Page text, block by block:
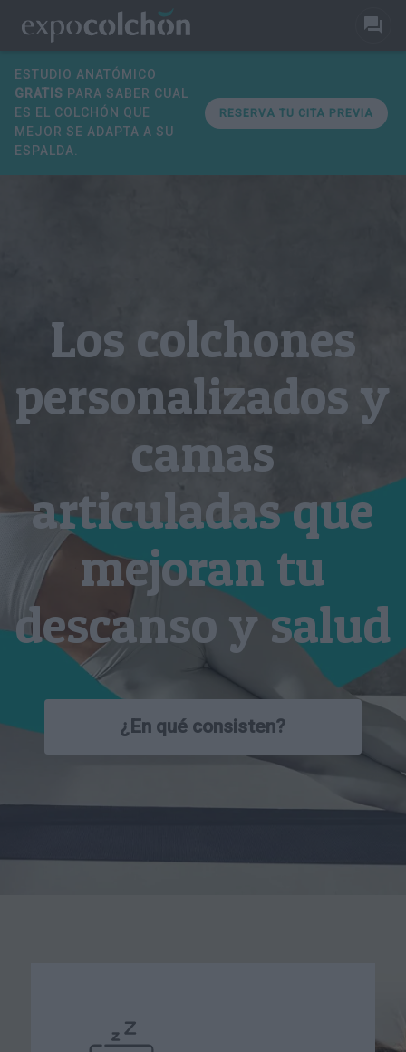
ESTUDIO ANATÓMICO
GRATIS PARA SABER CUAL
ES EL COLCHÓN QUE
MEJOR SE ADAPTA A SU
ESPALDA.
RESERVA TU CITA PREVIA
Los colchones
personalizados y
camas
articuladas que
mejoran tu
descanso y salud
¿En qué consisten?